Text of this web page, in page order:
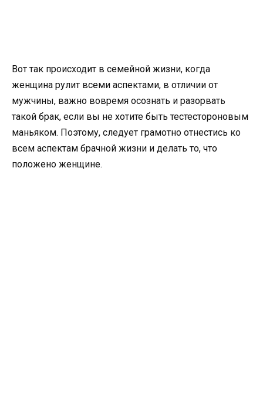
Вот так происходит в семейной жизни, когда
женщина рулит всеми аспектами, в отличии от
мужчины, важно вовремя осознать и разорвать
такой брак, если вы не хотите быть тестестороновым
маньяком. Поэтому, следует грамотно отнестись ко
всем аспектам брачной жизни и делать то, что
положено женщине.